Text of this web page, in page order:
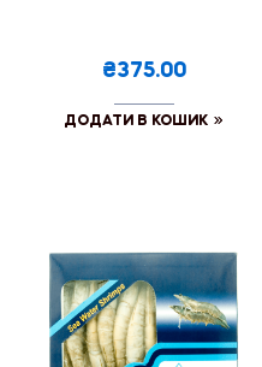
₴375.00
ДОДАТИ В КОШИК